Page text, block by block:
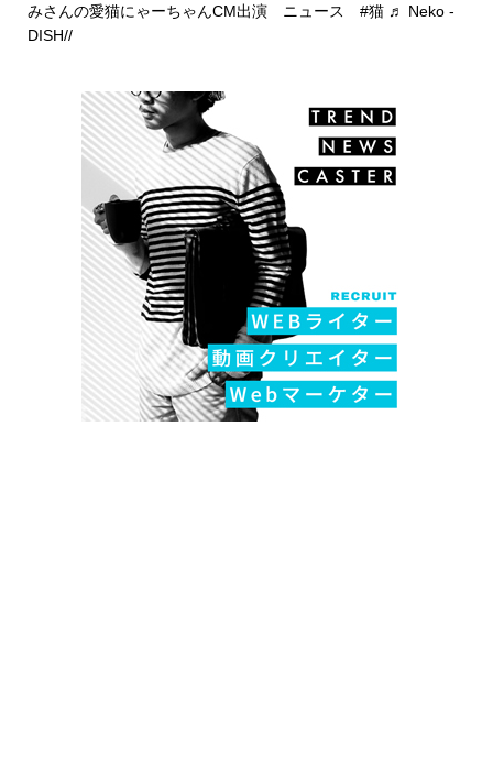
みさんの愛猫にゃーちゃんCM出演 ニュース #猫 ♬ Neko -
DISH//